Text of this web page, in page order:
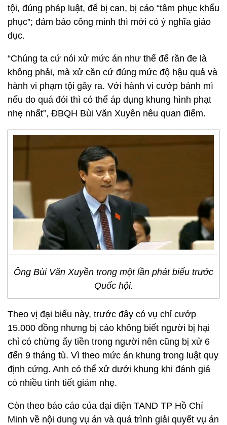
tội, đúng pháp luật, để bị can, bị cáo “tâm phục khẩu
phục”; đảm bảo công minh thì mới có ý nghĩa giáo
dục.
“Chúng ta cứ nói xử mức án như thế để răn đe là
không phải, mà xử căn cứ đúng mức độ hậu quả và
hành vi phạm tội gây ra. Với hành vi cướp bánh mì
nếu do quá đói thì có thể áp dụng khung hình phạt
nhẹ nhất”, ĐBQH Bùi Văn Xuyên nêu quan điểm.
Ông Bùi Văn Xuyền trong một lần phát biểu trước
Quốc hội.
Theo vị đại biểu này, trước đây có vụ chỉ cướp
15.000 đồng nhưng bị cáo không biết người bị hại
chỉ có chừng ấy tiền trong người nên cũng bị xử 6
đến 9 tháng tù. Vì theo mức án khung trong luật quy
định cứng. Anh có thể xử dưới khung khi đánh giá
có nhiều tình tiết giảm nhẹ.
Còn theo báo cáo của đại diện TAND TP Hồ Chí
Minh về nội dung vụ án và quá trình giải quyết vụ án